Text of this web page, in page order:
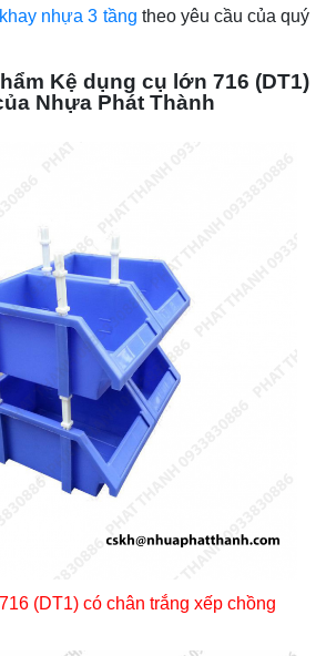
khay nhựa 3 tầng theo yêu cầu của quý
Kệ dụng cụ lớn 716 (DT1)
Nhựa Phát Thành
(DT1) có chân trắng xếp chồng